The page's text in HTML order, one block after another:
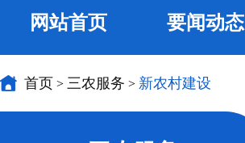
网站首页 要闻动态
首页 > 三农服务 > 新农村建设